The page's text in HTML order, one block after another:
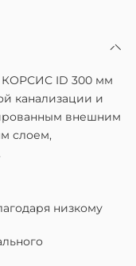
КОРСИС ID 300 мм
канализации и
внешним
слоем,
низкому